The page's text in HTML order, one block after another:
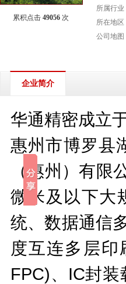
累积点击 49056 次
所属行业
所在地区
公司地图
企业简介
华通精密成立
惠州市博罗县
（惠州）有
微米及以下大
统、数据通信
度互连多层
FPC)、IC封